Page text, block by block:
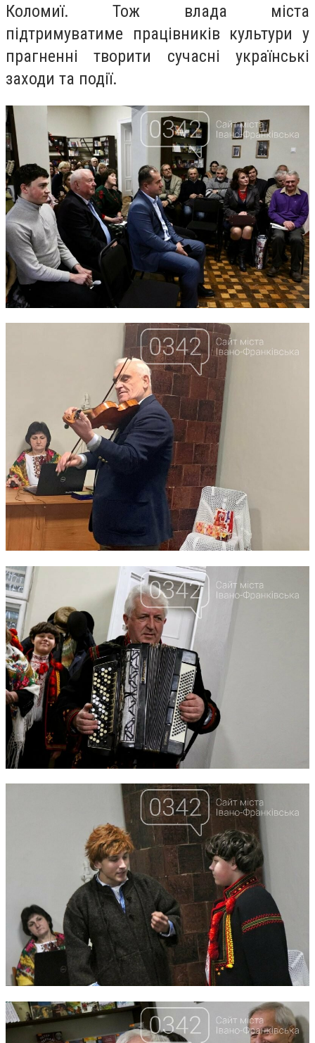
Коломиї. Тож влада міста
підтримуватиме працівників культури у
прагненні творити сучасні українські
заходи та події.